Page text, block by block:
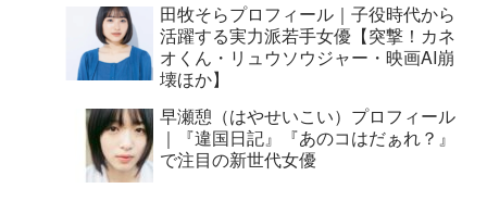
田牧そらプロフィール｜子役時代から
活躍する実力派若手女優【突撃！カネ
オくん・リュウソウジャー・映画AI崩
壊ほか】
早瀬憩（はやせいこい）プロフィール
｜『違国日記』『あのコはだぁれ？』
で注目の新世代女優